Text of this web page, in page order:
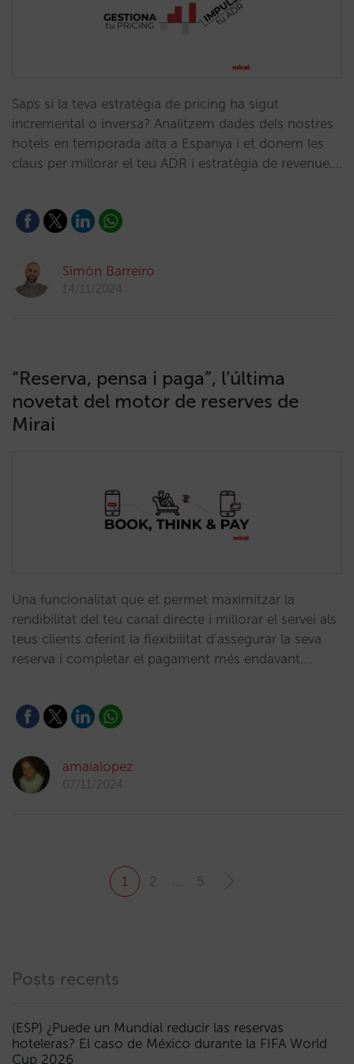
Saps si la teva estratègia de pricing ha sigut
incremental o inversa? Analitzem dades dels nostres
hotels en temporada alta a Espanya i et donem les
claus per millorar el teu ADR i estratègia de revenue.…
Simón Barreiro
14/11/2024
“Reserva, pensa i paga”, l’última
novetat del motor de reserves de
Mirai
Una funcionalitat que et permet maximitzar la
rendibilitat del teu canal directe i millorar el servei als
teus clients oferint la flexibilitat d’assegurar la seva
reserva i completar el pagament més endavant.…
amaialopez
07/11/2024
1 2 5
Posts recents
(ESP) ¿Puede un Mundial reducir las reservas
hoteleras? El caso de México durante la FIFA World
Cup 2026